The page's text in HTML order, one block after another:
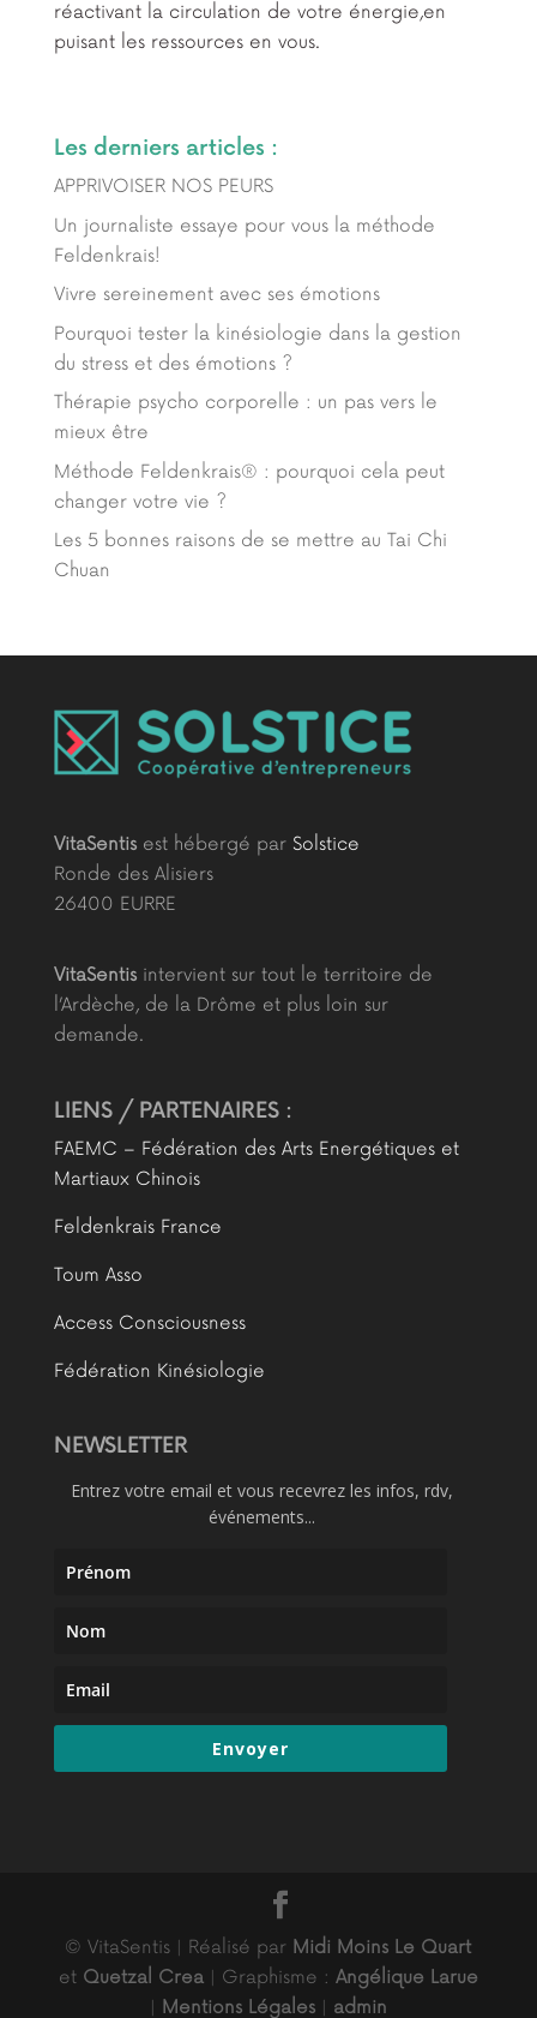
réactivant la circulation de votre énergie,en
puisant les ressources en vous.
Les derniers articles :
APPRIVOISER NOS PEURS
Un journaliste essaye pour vous la méthode
Feldenkrais!
Vivre sereinement avec ses émotions
Pourquoi tester la kinésiologie dans la gestion
du stress et des émotions ?
Thérapie psycho corporelle : un pas vers le
mieux être
Méthode Feldenkrais® : pourquoi cela peut
changer votre vie ?
Les 5 bonnes raisons de se mettre au Tai Chi
Chuan
VitaSentisest hébergé par Solstice
Ronde des Alisiers
26400 EURRE
VitaSentisintervient sur tout le territoire de
l’Ardèche, de la Drôme et plus loin sur
demande.
LIENS / PARTENAIRES :
FAEMC – Fédération des Arts Energétiques et
Martiaux Chinois
Feldenkrais France
Toum Asso
Access Consciousness
Fédération Kinésiologie
NEWSLETTER
Entrez votre email et vous recevrez les infos, rdv,
événements...
Envoyer
© VitaSentis | Réalisé par Midi Moins Le Quart
et Quetzal Crea| Graphisme : Angélique Larue
| Mentions Légales| admin